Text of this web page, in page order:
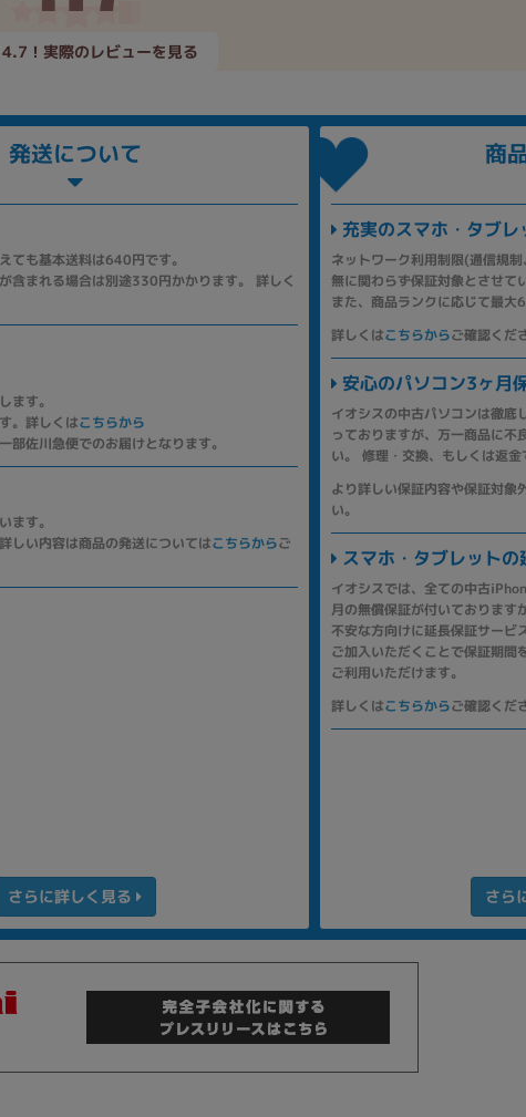
！実際のレビューを見る
発送について
ても基本送料は640円です。
含まれる場合は別途330円かかります。 詳しく
ます。
。詳しくはこちらから
部佐川急便でのお届けとなります。
ます。
しい内容は商品の発送についてはこちらからご
さらに詳しく見る
商
充実のスマホ・タブレ
ネットワーク利用制限(通信規
無に関わらず保証対象とさせて
また、商品ランクに応じて最大
詳しくはこちらからご確認くだ
安心のパソコン3ヶ月
イオシスの中古パソコンは徹底
っておりますが、万一商品に不
い。 修理・交換、もしくは返金
より詳しい保証内容や保証対象
い。
スマホ・タブレット
イオシスでは、全ての中古
月の無償保証が付いております
不安な方向けに延長保証サービ
ご加入いただくことで保証期間
ご利用いただけます。
詳しくはこちらからご確認くだ
さら